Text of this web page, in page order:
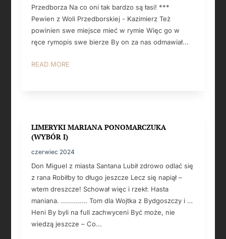
Przedborza Na co oni tak bardzo są łasi! ***
Pewien z Woli Przedborskiej - Kazimierz Też
powinien swe miejsce mieć w rymie Więc go w
ręce rymopis swe bierze By on za nas odmawiał...
READ MORE
LIMERYKI MARIANA PONOMARCZUKA
(WYBÓR I)
czerwiec 2024
Don Miguel z miasta Santana Lubił zdrowo odlać się
z rana Robiłby to długo jeszcze Lecz się napiął –
wtem dreszcze! Schował więc i rzekł: Hasta
maniana. ............. Tom dla Wojtka z Bydgoszczy i …
Heni By byli na full zachwyceni Być może, nie
wiedzą jeszcze – Co...